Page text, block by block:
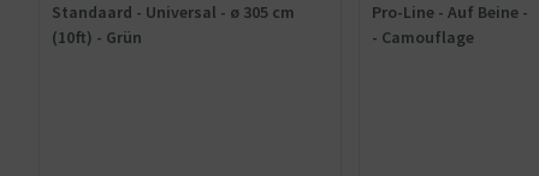
Standaard - Universal - ø 305 cm
(10ft) - Grün
Pro-Line - Auf Beine -
- Camouflage